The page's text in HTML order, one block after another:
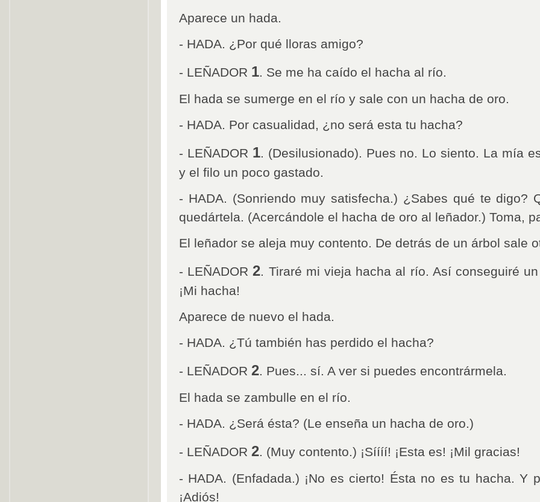
Aparece un hada.
- HADA. ¿Por qué lloras amigo?
- LEÑADOR 1. Se me ha caído el hacha al río.
El hada se sumerge en el río y sale con un hacha de oro.
- HADA. Por casualidad, ¿no será esta tu hacha?
- LEÑADOR 1. (Desilusionado). Pues no. Lo siento. La mía
y el filo un poco gastado.
- HADA. (Sonriendo muy satisfecha.) ¿Sabes qué te digo?
quedártela. (Acercándole el hacha de oro al leñador.) Toma,
El leñador se aleja muy contento. De detrás de un árbol sale
- LEÑADOR2. Tiraré mi vieja hacha al río. Así conseguiré
¡Mi hacha!
Aparece de nuevo el hada.
- HADA. ¿Tú también has perdido el hacha?
- LEÑADOR 2. Pues... sí. A ver si puedes encontrármela.
El hada se zambulle en el río.
- HADA. ¿Será ésta? (Le enseña un hacha de oro.)
- LEÑADOR 2. (Muy contento.) ¡Síííí! ¡Esta es! ¡Mil gracias!
- HADA. (Enfadada.) ¡No es cierto! Ésta no es tu hacha. Y
¡Adiós!